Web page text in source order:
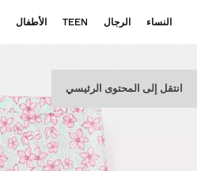
انتقل إلى المحتوى الرئيسي
النساء الرجال TEEN الأطفال